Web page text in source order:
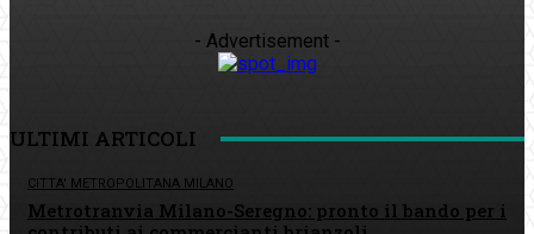
- Advertisement -
ULTIMI ARTICOLI
CITTA' METROPOLITANA MILANO
Metrotranvia Milano-Seregno: pronto il bando per i